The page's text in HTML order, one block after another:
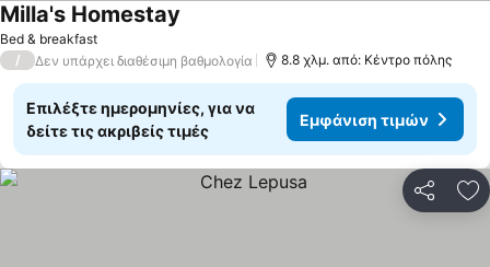
Bed & breakfast
Milla's Homestay
/ Δεν υπάρχει διαθέσιμη βαθμολογία 8.8 χλμ. από: Κέντρο πόλης
Επιλέξτε ημερομηνίες, για να
δείτε τις ακριβείς τιμές
Εμφάνιση τιμών